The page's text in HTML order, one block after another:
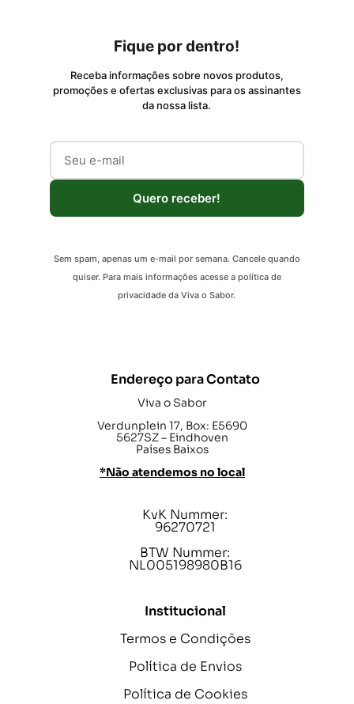
Fique por dentro!
Receba informações sobre novos produtos,
promoções e ofertas exclusivas para os assinantes
da nossa lista.
Quero receber!
Sem spam, apenas um e-mail por semana. Cancele quando
quiser. Para mais informações acesse a política de
privacidade da Viva o Sabor.
Endereço para Contato
Viva o Sabor
Verdunplein 17, Box: E5690
5627SZ – Eindhoven
Países Baixos
*Não atendemos no local
KvK Nummer:
96270721
BTW Nummer:
NL005198980B16
Institucional
Termos e Condições
Política de Envios
Política de Cookies